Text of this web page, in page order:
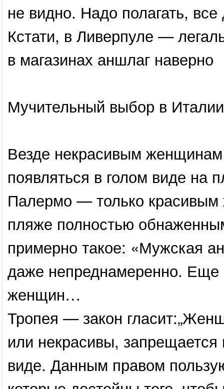
не видно. Надо полагать,
Кстати, в Ливерпуле —
в магазинах аншлаг наверно
Мучительный выбор в
Везде некрасивым
появляться в голом виде на
Палермо — только
пляже полностью
примерно такое: «Мужская
даже непреднамеренно. Еще
женщин…
Тропея — закон
или некрасивы,
виде. Данным правом